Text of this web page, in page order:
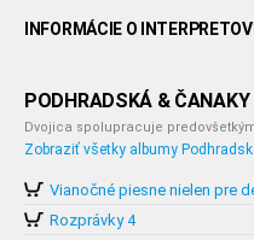
INFORMÁCIE O INTERPRETOVI
PODHRADSKÁ & ČANAKY
Dvojica spolupracuje
Zobraziť všetky albumy
Vianočné piesne nielen pre
Rozprávky 4